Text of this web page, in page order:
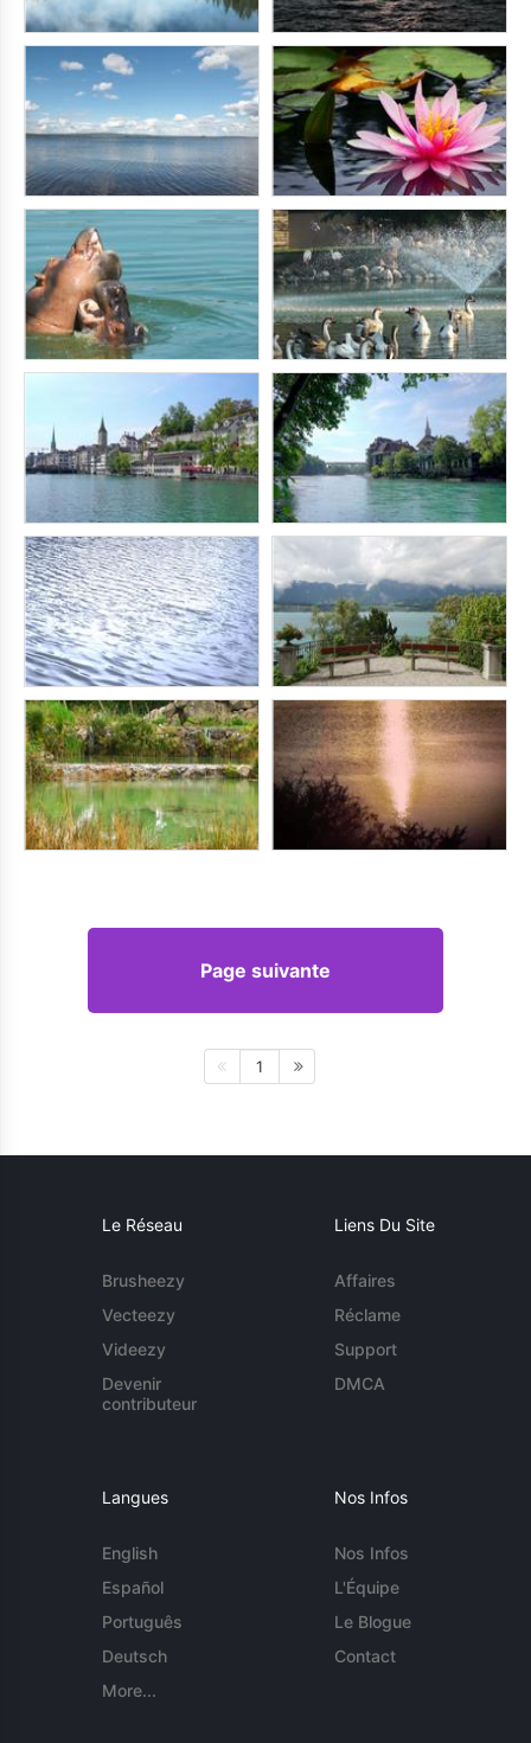
Page suivante
1
Le Réseau
Brusheezy
Vecteezy
Videezy
Devenir
contributeur
Liens Du Site
Affaires
Réclame
Support
DMCA
Langues
English
Español
Português
Deutsch
More...
Nos Infos
Nos Infos
L'Équipe
Le Blogue
Contact